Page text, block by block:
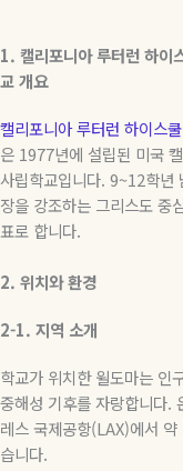
1. 캘리포니아 루터런 하이
교개요
캘리포니아 루터런 하이스쿨
은 1977년에 설립된 미국
사립학교입니다. 9~12학년
장을 강조하는 그리스도 중
표로 합니다.
2. 위치와환경
2-1. 지역 소개
학교가 위치한 윌도마는 인
중해성 기후를 자랑합니다.
레스 국제공항(LAX)에서 약
습니다.